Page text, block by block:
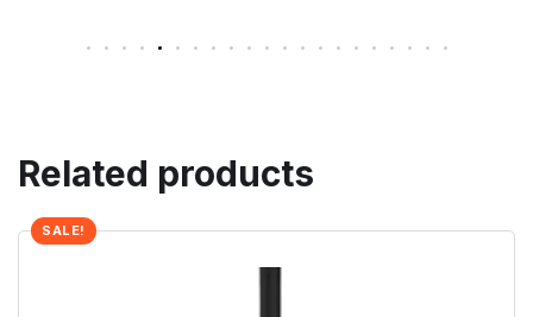
Related products
SALE!